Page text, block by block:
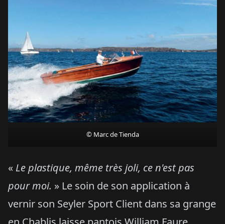
© Marc de Tienda
« Le plastique, même très joli, ce n'est pas
pour moi. » Le soin de son application à
vernir son Seyler Sport Client dans sa grange